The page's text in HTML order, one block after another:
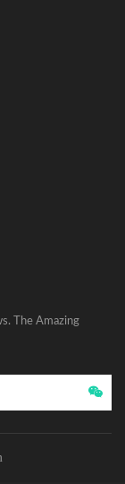
The Amazing